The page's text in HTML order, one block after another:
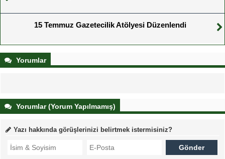
15 Temmuz Gazetecilik Atölyesi Düzenlendi
Yorumlar
Yorumlar (Yorum Yapılmamış)
Yazı hakkında görüşlerinizi belirtmek istermisiniz?